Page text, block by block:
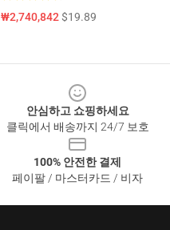
₩2,740,842$19.89
안심하고 쇼핑하세요
클릭에서 배송까지 24/7 보호
100% 안전한 결제
페이팔 / 마스터카드 / 비자